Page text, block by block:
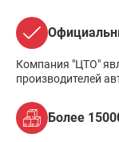
Компания "ЦТО"
производителей
Более